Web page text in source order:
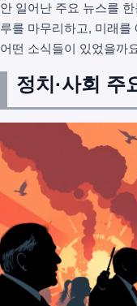
안 일어난 주요 뉴스를
루를 마무리하고, 미래를
어떤 소식들이 있었을까
정치·사회 주